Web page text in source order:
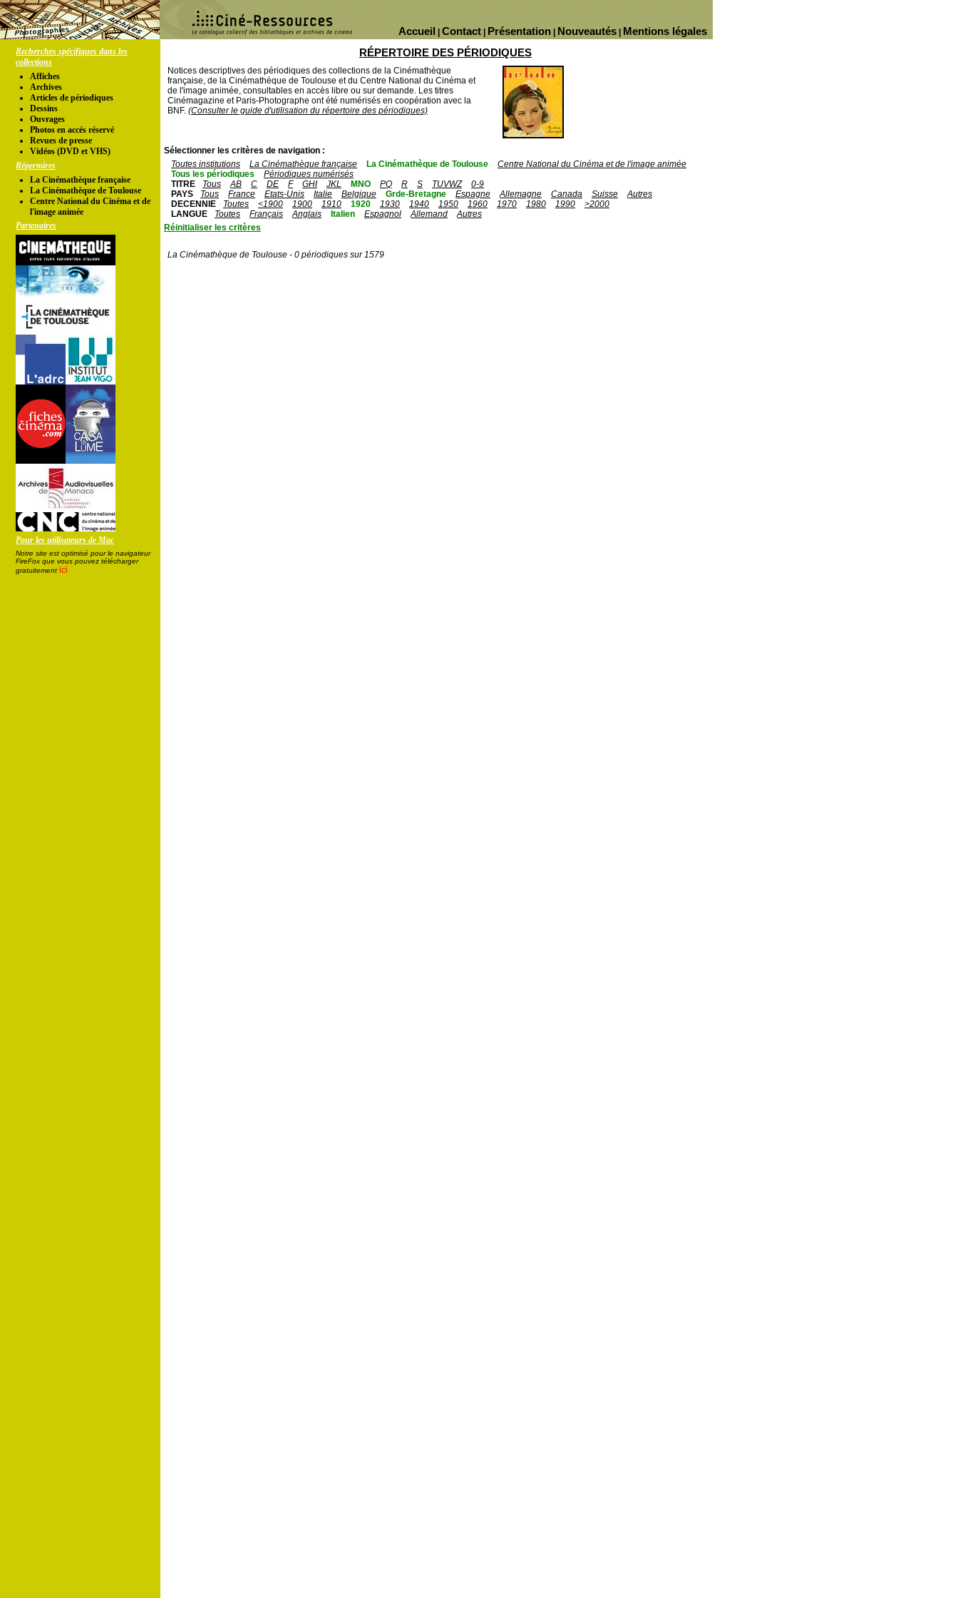
Mentions légales
Nouveautés
Présentation
Contact
Accueil
Recherches spécifiques dans les
collections
Affiches
Archives
Articles de périodiques
Dessins
Ouvrages
Photos en accés réservé
Revues de presse
Vidéos (DVD et VHS)
Répertoires
La Cinémathèque française
La Cinémathèque de Toulouse
Centre National du Cinéma et de
l'image animée
Partenaires
Pour les utilisateurs de Mac
Notre site est optimisé pour le navigateur
FireFox que vous pouvez télécharger
gratuitement ici
RÉPERTOIRE DES PÉRIODIQUES
Notices descriptives des périodiques des collections de la Cinémathèque
française, de la Cinémathèque de Toulouse et du Centre National du Cinéma et
de l'image animée, consultables en accès libre ou sur demande. Les titres
Cinémagazine et Paris-Photographe ont été numérisés en coopération avec la
BNF. (Consulter le guide d'utilisation du répertoire des périodiques)
Sélectionner les critères de navigation :
Toutes institutions
La Cinémathèque française La Cinémathèque de Toulouse
Centre National du Cinéma et de l'image animée
Tous les périodiques
Périodiques numérisés
TITRE
Tous AB C DE F GHI JKL MNO PQ R S TUVWZ
0-9
PAYS
Tous France Etats-Unis Italie Belgique Grde-Bretagne Espagne Allemagne Canada Suisse
Autres
DECENNIE
Toutes <1900 1900 1910 1920 1930 1940 1950 1960 1970 1980 1990
>2000
LANGUE
Toutes Français Anglais Italien Espagnol Allemand
Autres
Réinitialiser les critères
La Cinémathèque de Toulouse - 0 périodiques sur 1579